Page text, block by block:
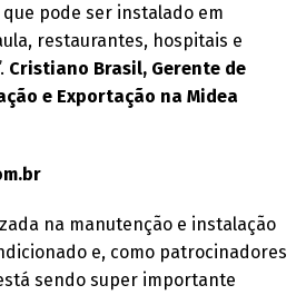
pode ser instalado em
restaurantes, hospitais e
Cristiano Brasil, Gerente de
e Exportação na Midea
na manutenção e instalação
e, como patrocinadores
sendo super importante